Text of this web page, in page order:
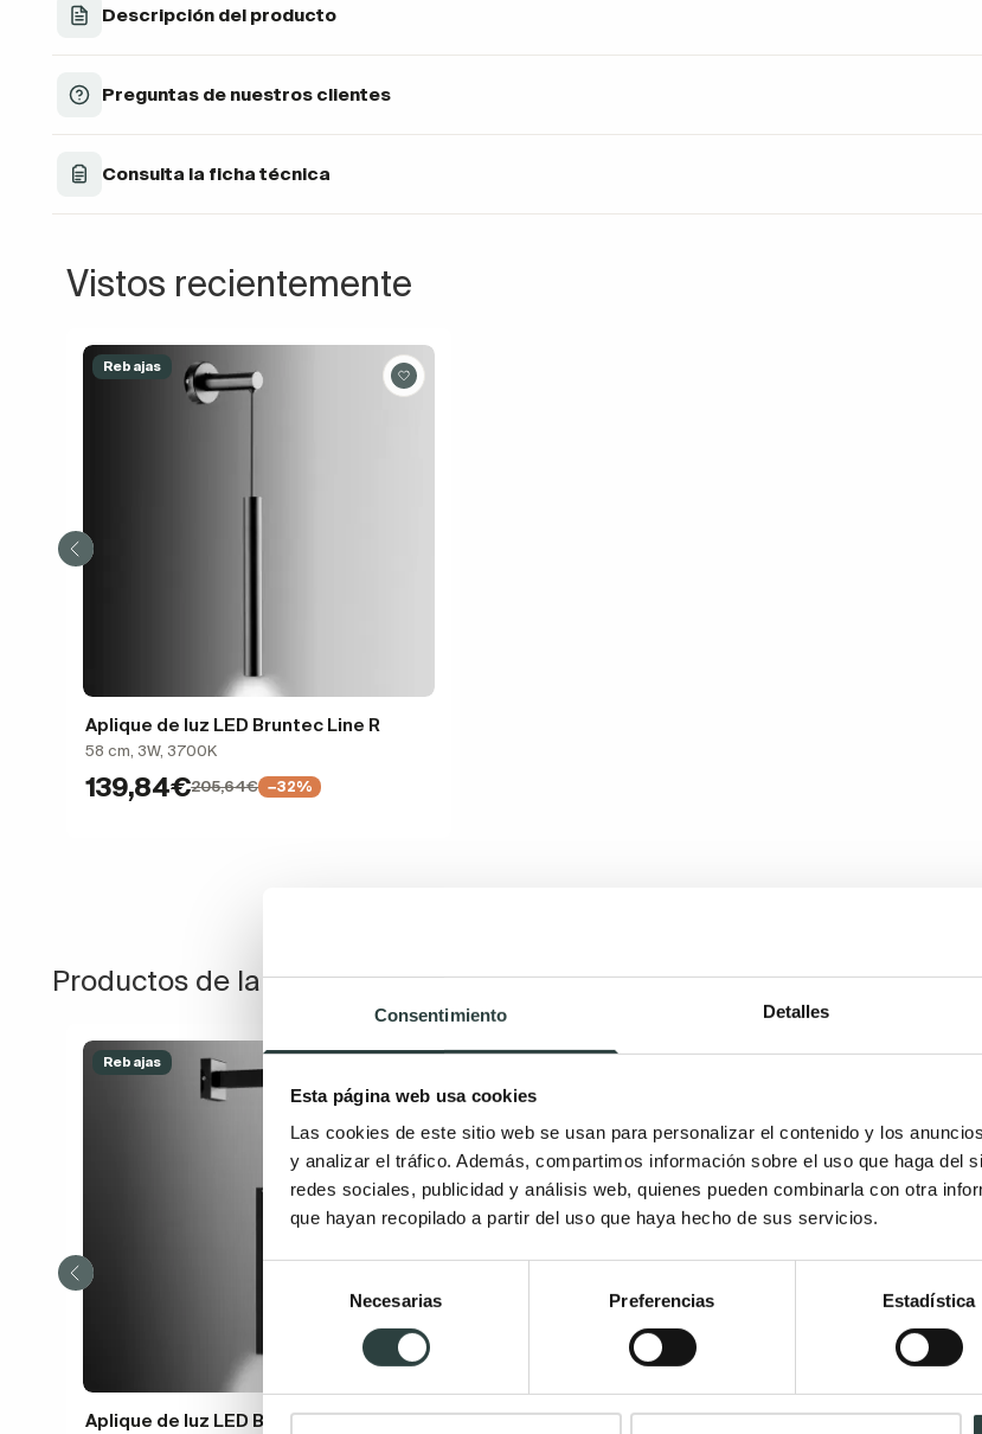
Consentimiento Detalles
Esta página web usa cookies
Las cookies de este sitio web se usan para personalizar el contenido y los
y analizar el tráfico. Además, compartimos información sobre el uso que haga del
redes sociales, publicidad y análisis web, quienes pueden combinarla con otra
que hayan recopilado a partir del uso que haya hecho de sus servicios.
consentimiento
Necesarias Preferencias Estadística
Descripción del producto
Preguntas de nuestros clientes
Consulta la ficha técnica
Vistos recientemente
Rebajas
Aplique de luz LED Bruntec Line R
58 cm, 3W, 3700K
139,84€205,64€ −32%
Productos de la misma colección
Rebajas
Aplique de luz LED Bruntec Line C